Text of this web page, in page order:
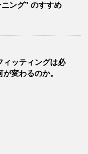
ング” のすすめ
ィッティングは必
が変わるのか。